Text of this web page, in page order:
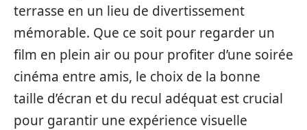
terrasse en un lieu de divertissement
mémorable. Que ce soit pour regarder un
film en plein air ou pour profiter d’une soirée
cinéma entre amis, le choix de la bonne
taille d’écran et du recul adéquat est crucial
pour garantir une expérience visuelle